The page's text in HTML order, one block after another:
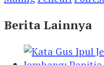
Berita Lainnya